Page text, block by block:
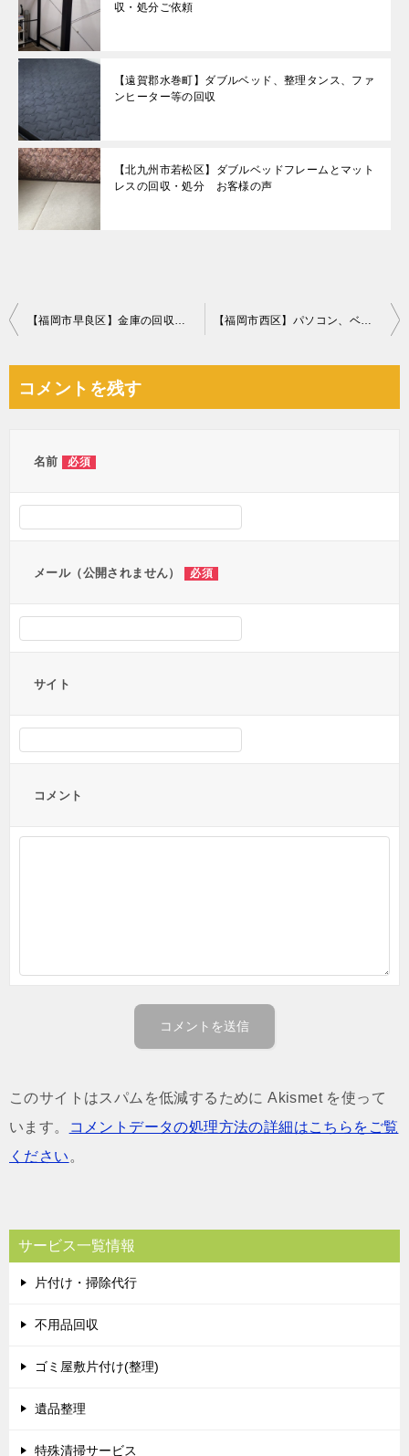
収・処分ご依頼
【遠賀郡水巻町】ダブルベッド、整理タンス、ファ
ンヒーター等の回収
【北九州市若松区】ダブルベッドフレームとマット
レスの回収・処分 お客様の声
投
ビ
【福岡市早良区】金庫の回収・処分ご依頼 お客様の声 【福岡市西区】パソコン、ベッドマットレス等の回収・処分ご依頼
コメントを残す
名前 必須
メール（公開されません） 必須
サイト
コメント
このサイトはスパムを低減するために Akismet を使って
います。
コメントデータの処理方法の詳細はこちらをご覧
ください 。
サービス一覧情報
片付け・掃除代行
不用品回収
ゴミ屋敷片付け(整理)
遺品整理
特殊清掃サービス